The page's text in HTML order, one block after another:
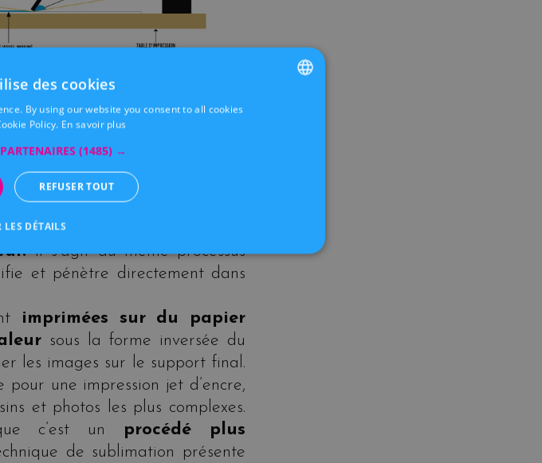
polyester) mais aussi pour un
garantit une
L’impression à sublimation
marquage qui
Il s’agit du même processus
et pénètre directement dans
imprimées sur du papier
sous la forme inversée du
les images sur le support final.
pour une impression jet d’encre,
et photos les plus complexes.
c’est un procédé plus
de sublimation présente
des cookies
By using our website you consent to all cookies
Policy. En savoir plus
(1485) →
REFUSER TOUT
LES DÉTAILS